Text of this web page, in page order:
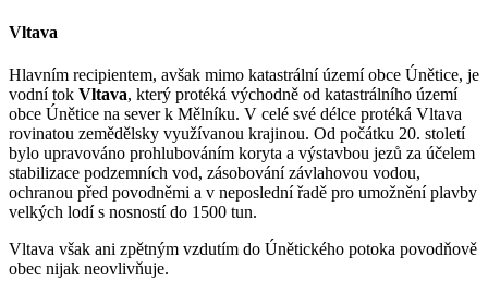
Vltava
Hlavním recipientem, avšak mimo katastrální území obce Únětice, je
vodní tok Vltava, který protéká východně od katastrálního území
obce Únětice na sever k Mělníku. V celé své délce protéká Vltava
rovinatou zemědělsky využívanou krajinou. Od počátku 20. století
bylo upravováno prohlubováním koryta a výstavbou jezů za účelem
stabilizace podzemních vod, zásobování závlahovou vodou,
ochranou před povodněmi a v neposlední řadě pro umožnění plavby
velkých lodí s nosností do 1500 tun.
Vltava však ani zpětným vzdutím do Únětického potoka povodňově
obec nijak neovlivňuje.